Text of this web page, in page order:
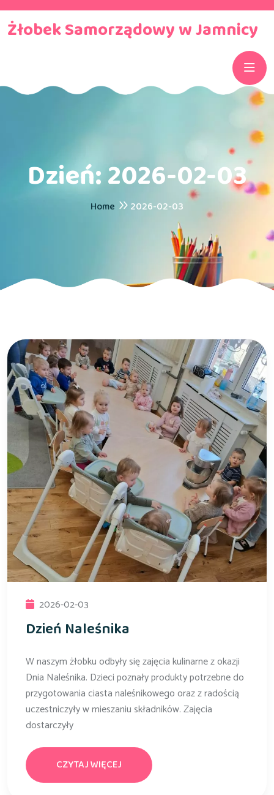
Żłobek Samorządowy w Jamnicy
Dzień:2026-02-03
Home 2026-02-03
2026-02-03
Dzień Naleśnika
W naszym żłobku odbyły się zajęcia kulinarne z okazji
Dnia Naleśnika. Dzieci poznały produkty potrzebne do
przygotowania ciasta naleśnikowego oraz z radością
uczestniczyły w mieszaniu składników. Zajęcia
dostarczyły
CZYTAJ WIĘCEJ